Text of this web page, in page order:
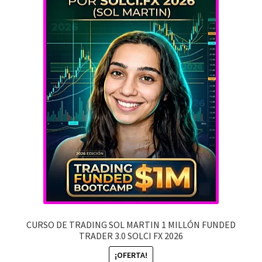
BIENES Y RAICES
EMPRENDIMIENTO
YOUTUBE
MEMBRESIA
MI CUENTA
CARRITO
CONTACTO
CURSO DE TRADING SOL MARTIN 1 MILLÓN FUNDED
TRADER 3.0 SOLCI FX 2026
¡OFERTA!